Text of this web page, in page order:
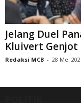
Jelang Duel
Kluivert Genjot
Redaksi MCB - 28 Mei